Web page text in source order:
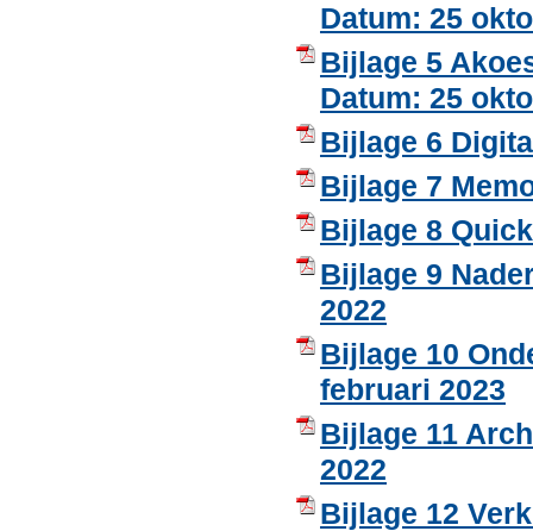
Datum: 25
Bijlage 5
Datum: 25
Bijlage 6
Bijlage 7
Bijlage 8
Bijlage 9
2022
Bijlage 10
februari 2023
Bijlage 11
2022
Bijlage 12